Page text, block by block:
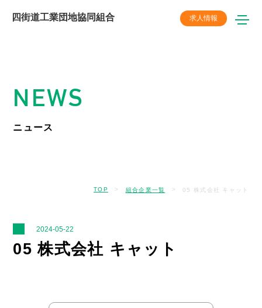
四街道工業団地協同組合 求人情報
NEWS
ニュース
TOP > 組合企業一覧 >05 株式会社 キャット
2024-05-22
05 株式会社 キャット